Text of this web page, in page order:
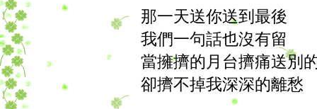
那一天送你送到最後
我們一句話也沒有留
當擁擠的月台擠痛送別
卻擠不掉我深深的離愁